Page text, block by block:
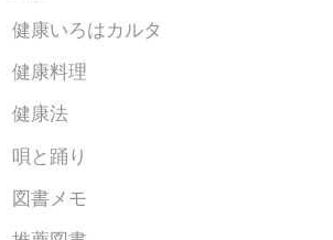
健康いろはカルタ
健康料理
健康法
唄と踊り
図書メモ